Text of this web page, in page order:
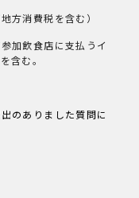
方消費税を含む）
加飲食店に支払うイ
含む。
のありました質問に